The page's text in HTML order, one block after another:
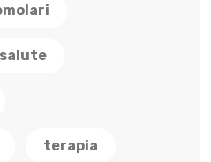
salute
terapia